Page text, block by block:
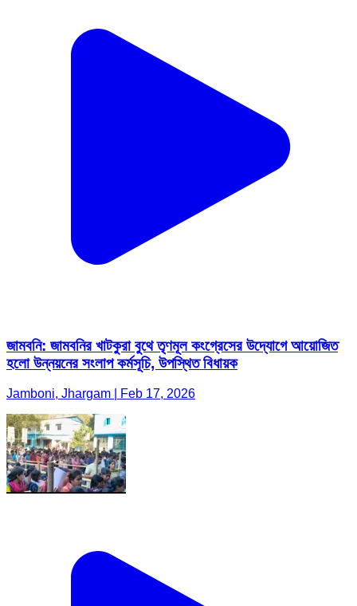
জামবনি: জামবনির খাটকুরা বুথে তৃণমূল কংগ্রেসের উদ্যোগে আয়োজিত
হলো উন্নয়নের সংলাপ কর্মসূচি, উপস্থিত বিধায়ক
Jamboni, Jhargam | Feb 17, 2026